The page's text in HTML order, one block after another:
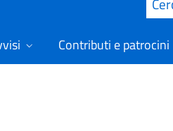
Cerca
Contributi e patrocini